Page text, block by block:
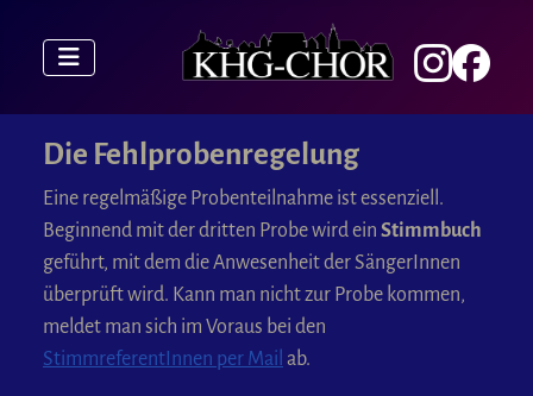
Die Fehlprobenregelung
Eine regelmäßige Probenteilnahme ist essenziell.
Beginnend mit der dritten Probe wird ein Stimmbuch
geführt, mit dem die Anwesenheit der SängerInnen
überprüft wird. Kann man nicht zur Probe kommen,
meldet man sich im Voraus bei den
StimmreferentInnen per Mail ab.